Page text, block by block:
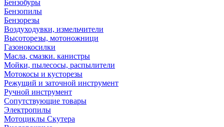
Бензобуры
Бензопилы
Бензорезы
Воздуходувки, измельчители
Высоторезы, мотоножници
Газонокосилки
Масла, смазки. канистры
Мойки, пылесосы, распылители
Мотокосы и кусторезы
Режущий и заточной инструмент
Ручной инструмент
Сопутствующие товары
Электропилы
Мотоциклы Скутера